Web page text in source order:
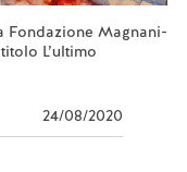
Fondazione Magnani-
L’ultimo
24/08/2020